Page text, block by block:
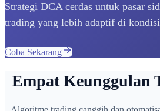
Strategi DCA cerdas untuk pasar
trading yang lebih adaptif di
Coba Sekarang
Empat Keunggulan